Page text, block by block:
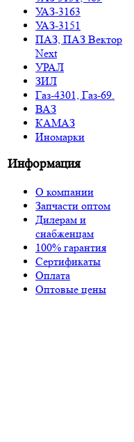
УАЗ-3163
УАЗ-3151
ПАЗ, ПАЗ Вектор
Next
УРАЛ
ЗИЛ
Газ-4301, Газ-69.
ВАЗ
КАМАЗ
Иномарки
Информация
О компании
Запчасти оптом
Дилерам и
снабженцам
100% гарантия
Сертификаты
Оплата
Оптовые цены